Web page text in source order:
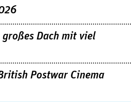
großes Dach mit viel
Postwar Cinema